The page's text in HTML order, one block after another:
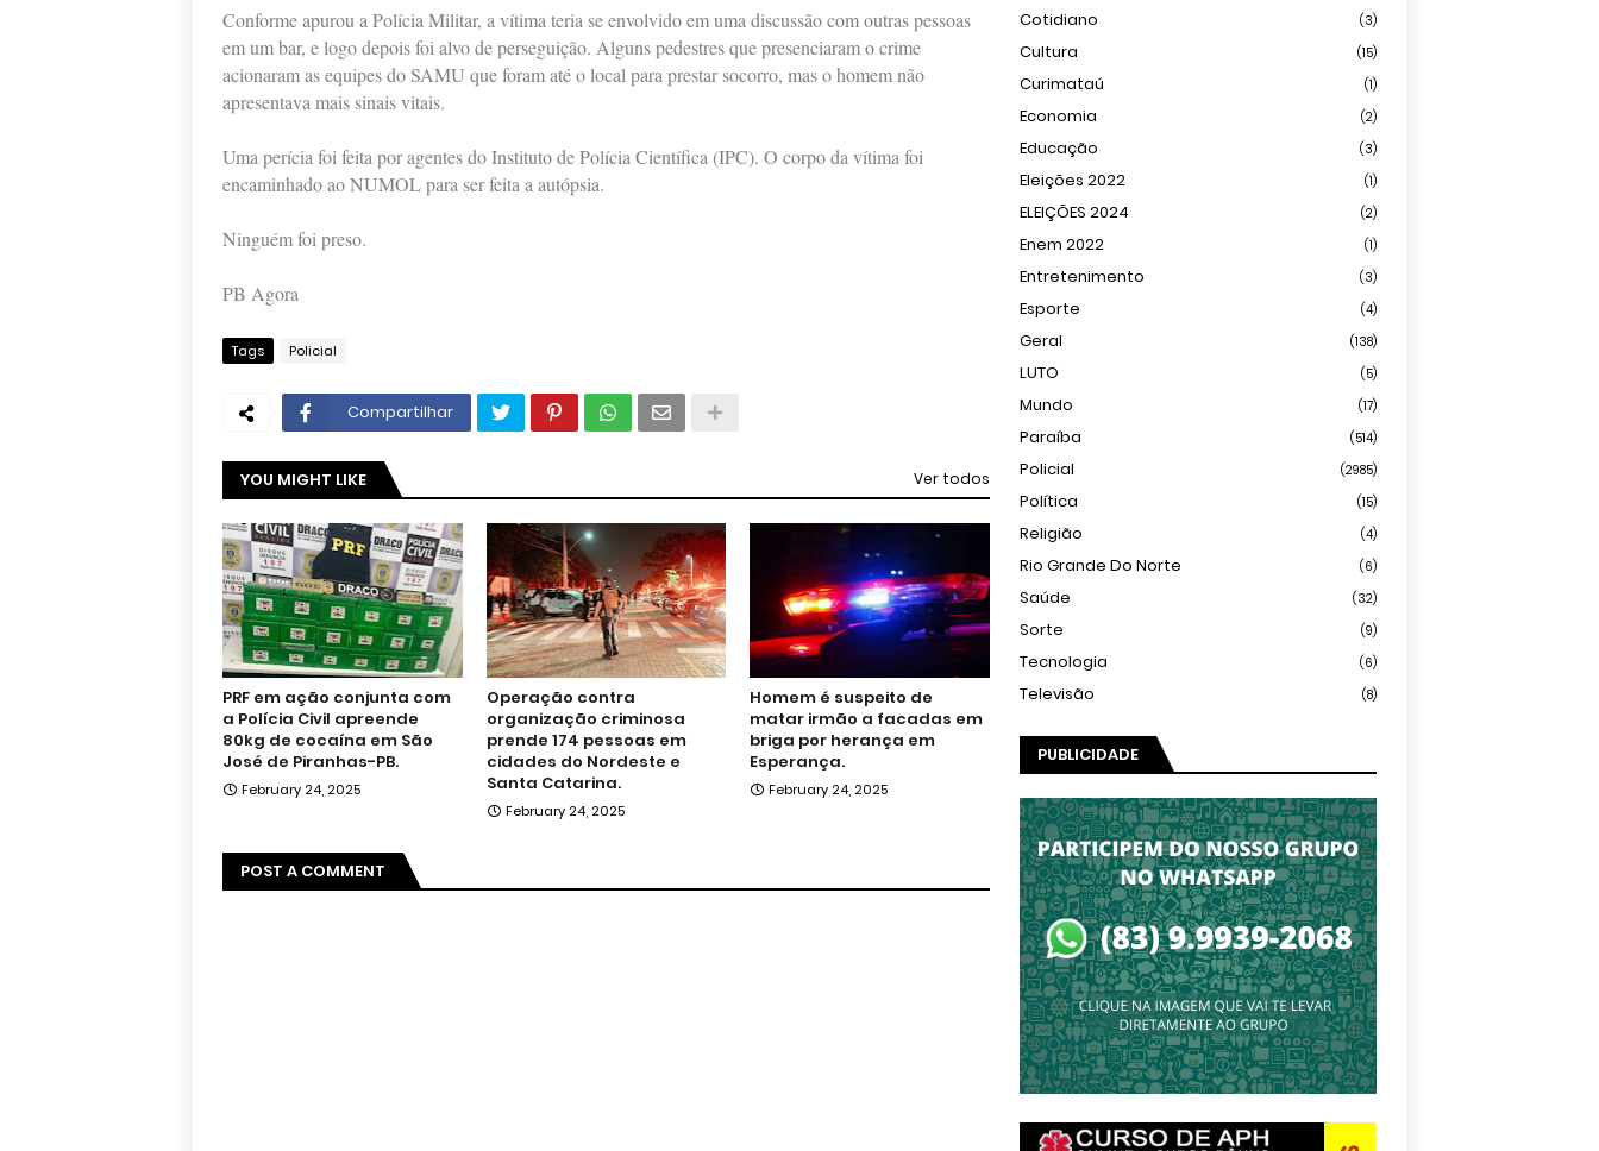
Conforme apurou a Polícia Militar, a vítima teria se envolvido em uma discussão com outras pessoas
em um bar, e logo depois foi alvo de perseguição. Alguns pedestres que presenciaram o crime
acionaram as equipes do SAMU que foram até o local para prestar socorro, mas o homem não
apresentava mais sinais vitais.
Uma perícia foi feita por agentes do Instituto de Polícia Científica (IPC). O corpo da vítima foi
encaminhado ao NUMOL para ser feita a autópsia.
Ninguém foi preso.
PB Agora
Tags Policial
Compartilhar
YOU MIGHT LIKE Ver todos
PRF em ação conjunta com
a Polícia Civil apreende
80kg de cocaína em São
José de Piranhas-PB.
February 24, 2025
Operação contra
organização criminosa
prende 174 pessoas em
cidades do Nordeste e
Santa Catarina.
February 24, 2025
Homem é suspeito de
matar irmão a facadas em
briga por herança em
Esperança.
February 24, 2025
POST A COMMENT
Cotidiano (3)
Cultura (15)
Curimataú (1)
Economia (2)
Educação (3)
Eleições 2022 (1)
ELEIÇÕES 2024 (2)
Enem 2022 (1)
Entretenimento (3)
Esporte (4)
Geral (138)
LUTO (5)
Mundo (17)
Paraíba (514)
Policial (2985)
Política (15)
Religião (4)
Rio Grande Do Norte (6)
Saúde (32)
Sorte (9)
Tecnologia (6)
Televisão (8)
PUBLICIDADE